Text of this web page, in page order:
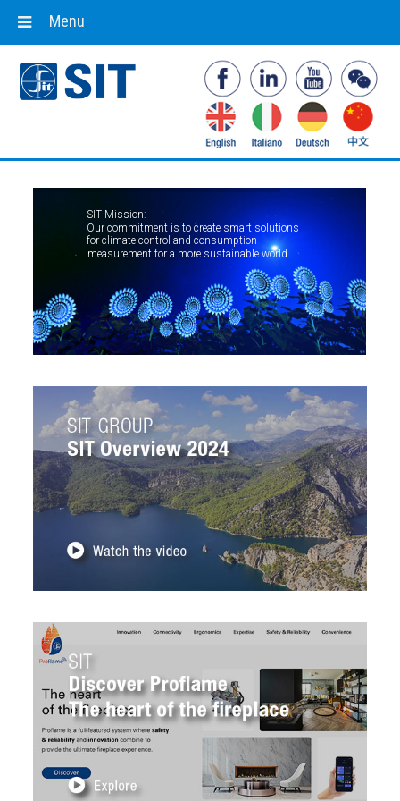
Our commitment is to create smart solutions
for climate control and consumption
measurement for a more sustainable world
SIT Mission:
Menu